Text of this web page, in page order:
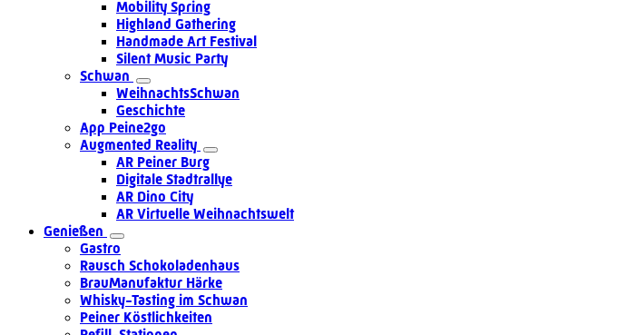
Mobility Spring
Highland Gathering
Handmade Art Festival
Silent Music Party
Schwan
WeihnachtsSchwan
Geschichte
App Peine2go
Augmented Reality
AR Peiner Burg
Digitale Stadtrallye
AR Dino City
AR Virtuelle Weihnachtswelt
Genießen
Gastro
Rausch Schokoladenhaus
BrauManufaktur Härke
Whisky-Tasting im Schwan
Peiner Köstlichkeiten